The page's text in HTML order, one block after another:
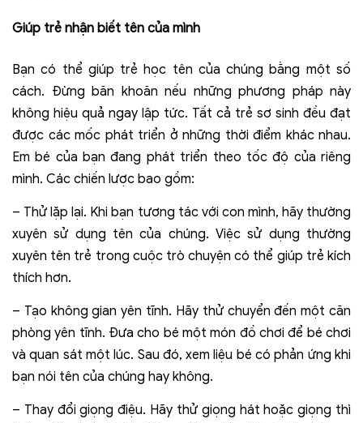
Giúp trẻ nhận biết tên của mình
Bạn có thể giúp trẻ học tên của chúng bằng một số
cách. Đừng băn khoăn nếu những phương pháp này
không hiệu quả ngay lập tức. Tất cả trẻ sơ sinh đều đạt
được các mốc phát triển ở những thời điểm khác nhau.
Em bé của bạn đang phát triển theo tốc độ của riêng
mình. Các chiến lược bao gồm:
– Thử lặp lại. Khi bạn tương tác với con mình, hãy thường
xuyên sử dụng tên của chúng. Việc sử dụng thường
xuyên tên trẻ trong cuộc trò chuyện có thể giúp trẻ kích
thích hơn.
– Tạo không gian yên tĩnh. Hãy thử chuyển đến một căn
phòng yên tĩnh. Đưa cho bé một món đồ chơi để bé chơi
và quan sát một lúc. Sau đó, xem liệu bé có phản ứng khi
bạn nói tên của chúng hay không.
– Thay đổi giọng điệu. Hãy thử giọng hát hoặc giọng thì